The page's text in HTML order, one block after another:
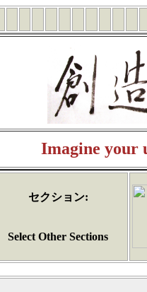
Imagine your
セクション:
Select Other Sections